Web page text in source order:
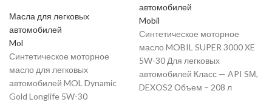
Масла для легковых
автомобилей
Mol
Синтетическое моторное
масло для легковых
автомобилей MOL Dynamic
Gold Longlife 5W-30
автомобилей
Mobil
Синтетическое моторное
масло MOBIL SUPER 3000 XE
5W-30 Для легковых
автомобилей Класс — API SМ,
DEXOS2 Объем – 208 л